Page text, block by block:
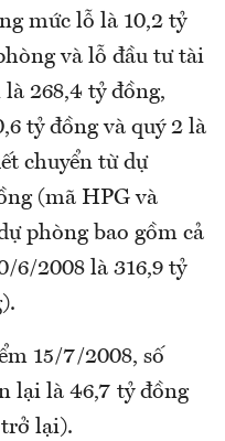
mức lỗ là 10,2 tỷ
và lỗ đầu tư tài
268,4 tỷ đồng,
tỷ đồng và quý 2 là
chuyển từ dự
(mã HPG và
phòng bao gồm cả
6/2008 là 316,9 tỷ
15/7/2008, số
lại là 46,7 tỷ đồng
lại).